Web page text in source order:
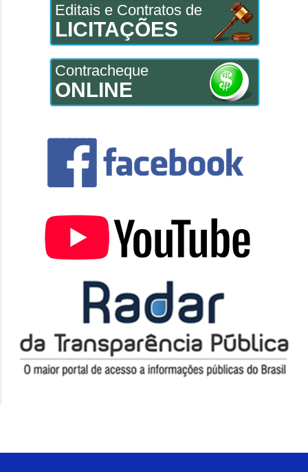
Editais e Contratos de
LICITAÇÕES
Contracheque
ONLINE